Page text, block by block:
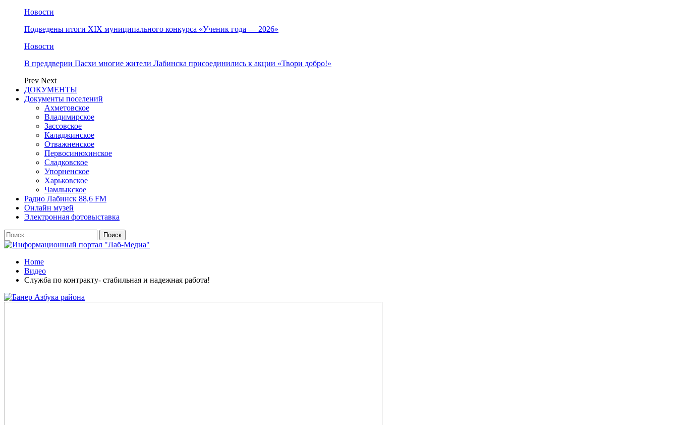
Новости
Подведены итоги XIX муниципального конкурса «Ученик года — 2026»
Новости
В преддверии Пасхи многие жители Лабинска присоединились к акции «Твори добро!»
Prev Next
ДОКУМЕНТЫ
Документы поселений
Ахметовское
Владимирское
Зассовское
Каладжинское
Отважненское
Первосинюхинское
Сладковское
Упорненское
Харьковское
Чамлыкское
Радио Лабинск 88,6 FM
Онлайн музей
Электронная фотовыставка
Home
Видео
Служба по контракту- стабильная и надежная работа!